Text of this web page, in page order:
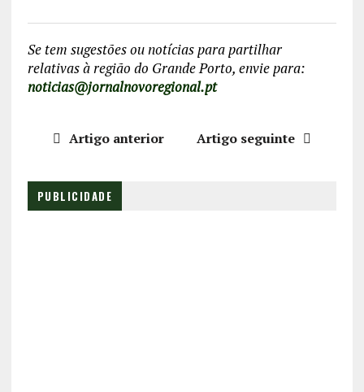
Se tem sugestões ou notícias para partilhar
relativas à região do Grande Porto, envie para:
noticias@jornalnovoregional.pt
Artigo anterior Artigo seguinte
PUBLICIDADE